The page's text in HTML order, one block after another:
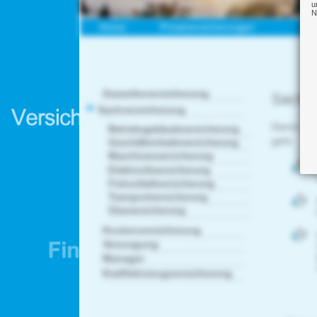
Home Privatversicherungen
Gewerbeversicherung
Sachversicherung
Betriebsgebäudeversicherung
Elektronikversicherung
Fotovoltaikversicherung
Transportversicherung
Kostenversicherung
Versorgung
Manager
Kraftfahrzeugversicherung
Damit
geht.